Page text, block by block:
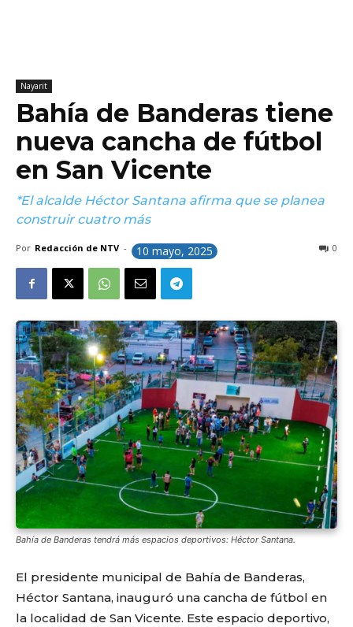
Nayarit
Bahía de Banderas tiene
nueva cancha de fútbol
en San Vicente
*El alcalde Héctor Santana afirma que se planea
construir cuatro más
Por Redacción de NTV - 10 mayo, 2025 0
Bahía de Banderas tendrá más espacios deportivos: Héctor Santana.
El presidente municipal de Bahía de Banderas,
Héctor Santana, inauguró una cancha de fútbol en
la localidad de San Vicente. Este espacio deportivo,